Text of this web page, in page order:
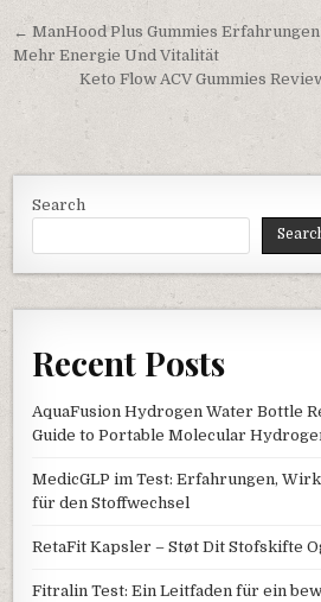
Post navigation
← ManHood Plus Gummies
Mehr Energie Und Vitalität
Keto Flow ACV Gummies
Search
Recent Posts
AquaFusion Hydrogen Water Bottle
Guide to Portable Molecular
MedicGLP im Test: Erfahrungen,
für den Stoffwechsel
RetaFit Kapsler – Støt Dit Stofskifte
Fitralin Test: Ein Leitfaden für ein